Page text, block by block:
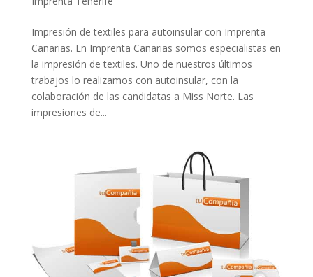
Impresión de textiles para autoinsular con Imprenta
Canarias. En Imprenta Canarias somos especialistas en
la impresión de textiles. Uno de nuestros últimos
trabajos lo realizamos con autoinsular, con la
colaboración de las candidatas a Miss Norte. Las
impresiones de...